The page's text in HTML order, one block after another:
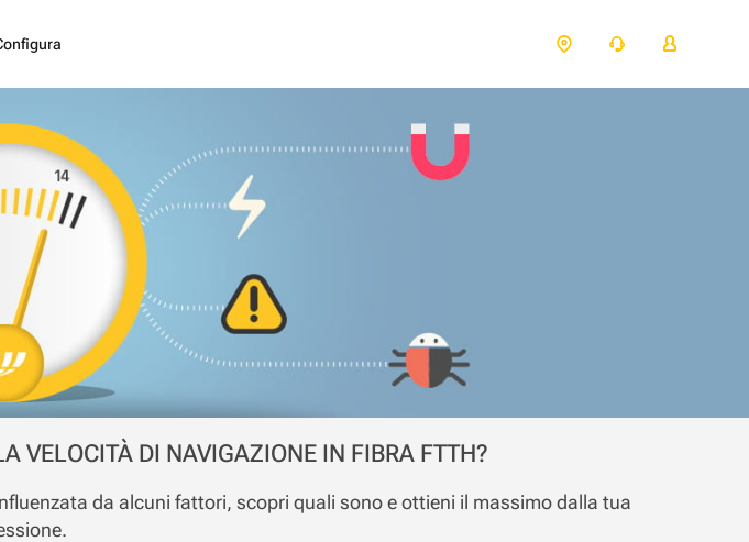
VELOCITÀ DI NAVIGAZIONE IN FIBRA FTTH?
da alcuni fattori, scopri quali sono e ottieni il massimo dalla tua